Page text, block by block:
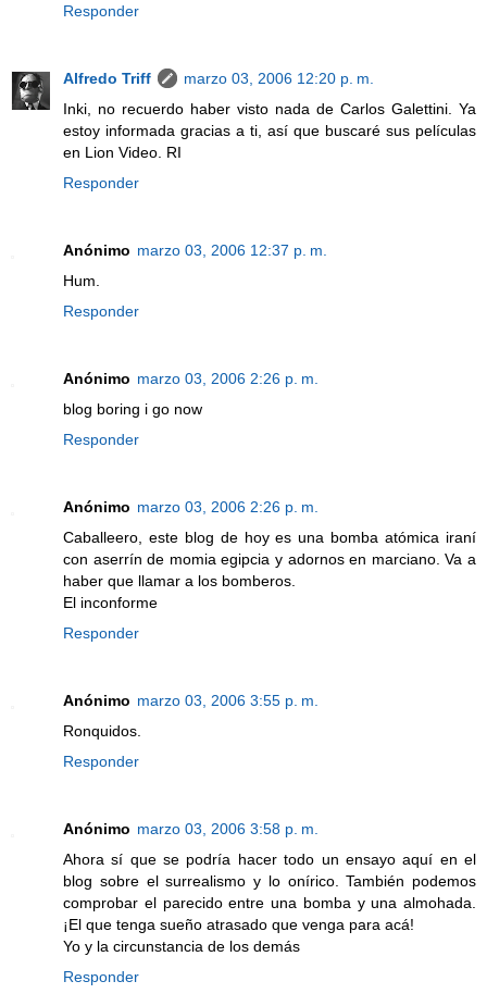
Responder
Alfredo Triff
marzo 03, 2006 12:20 p. m.
Inki, no recuerdo haber visto nada de Carlos Galettini. Ya
estoy informada gracias a ti, así que buscaré sus películas
en Lion Video. RI
Responder
Anónimo marzo 03, 2006 12:37 p. m.
Hum.
Responder
Anónimo marzo 03, 2006 2:26 p. m.
blog boring i go now
Responder
Anónimo marzo 03, 2006 2:26 p. m.
Caballeero, este blog de hoy es una bomba atómica iraní
con aserrín de momia egipcia y adornos en marciano. Va a
haber que llamar a los bomberos.
El inconforme
Responder
Anónimo marzo 03, 2006 3:55 p. m.
Ronquidos.
Responder
Anónimo marzo 03, 2006 3:58 p. m.
Ahora sí que se podría hacer todo un ensayo aquí en el
blog sobre el surrealismo y lo onírico. También podemos
comprobar el parecido entre una bomba y una almohada.
¡El que tenga sueño atrasado que venga para acá!
Yo y la circunstancia de los demás
Responder